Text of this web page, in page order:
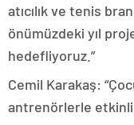
atıcılık ve tenis
önümüzdeki yıl
hedefliyoruz.”
Cemil Karakaş:
antrenörlerle